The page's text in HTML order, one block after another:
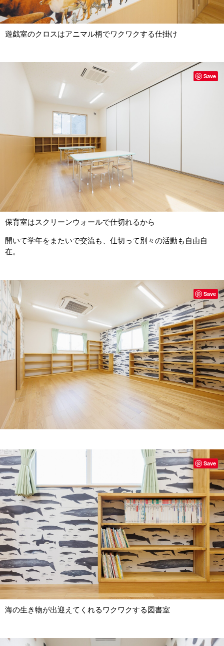
遊戯室のクロスはアニマル柄でワクワクする仕掛け
保育室はスクリーンウォールで仕切れるから
開いて学年をまたいで交流も、仕切って別々の活動も自由自
在。
Save
Save
海の生き物が出迎えてくれるワクワクする図書室
Save